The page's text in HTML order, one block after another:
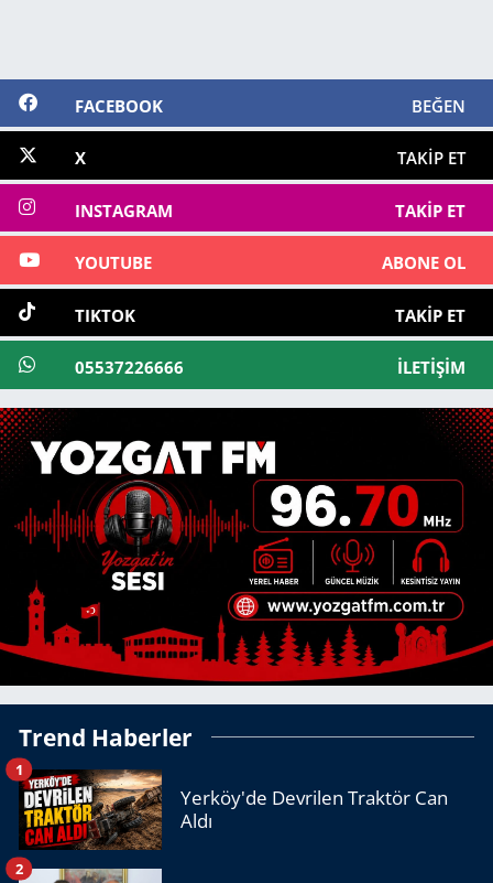
FACEBOOK BEĞEN
X TAKIP ET
INSTAGRAM TAKIP ET
YOUTUBE ABONE OL
TIKTOK TAKIP ET
05537226666 İLETIŞIM
Trend Haberler
Yerköy'de Devrilen Traktör Can
Aldı
1
2